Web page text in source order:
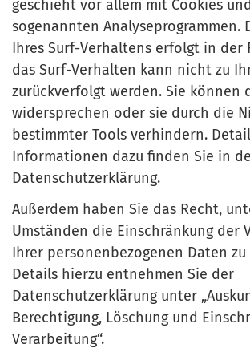
geschieht vor allem mit Cookies
sogenannten Analyseprogrammen.
Ihres Surf-Verhaltens erfolgt in der
das Surf-Verhalten kann nicht zu
zurückverfolgt werden. Sie können
widersprechen oder sie durch die
bestimmter Tools verhindern.
Informationen dazu finden Sie in
Datenschutzerklärung.
Außerdem haben Sie das Recht,
Umständen die Einschränkung der
Ihrer personenbezogenen Daten
Details hierzu entnehmen Sie der
Datenschutzerklärung unter
Berechtigung, Löschung und
Verarbeitung“.